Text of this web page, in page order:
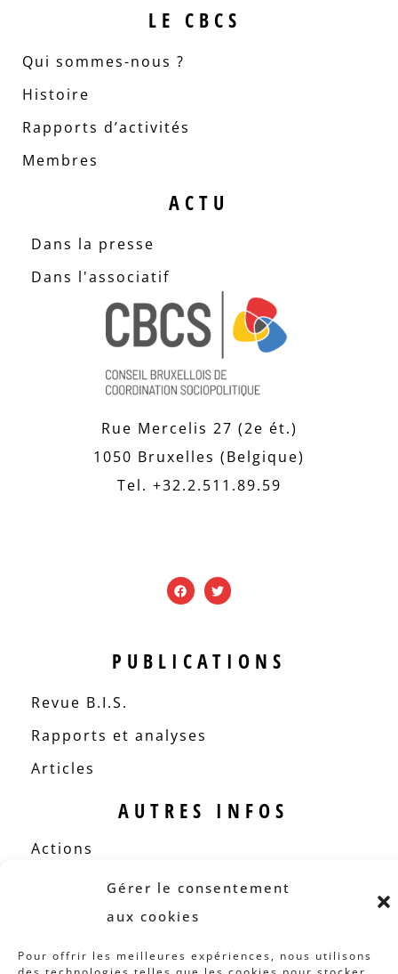
Gérer le consentement
aux cookies
Pour offrir les meilleures expériences, nous utilisons
LE CBCS
Qui sommes-nous ?
Histoire
Rapports d’activités
Membres
ACTU
Dans la presse
Dans l'associatif
Rue Mercelis 27 (2e ét.)
1050 Bruxelles (Belgique)
Tel. +32.2.511.89.59
PUBLICATIONS
Revue B.I.S.
Rapports et analyses
Articles
AUTRES INFOS
Actions